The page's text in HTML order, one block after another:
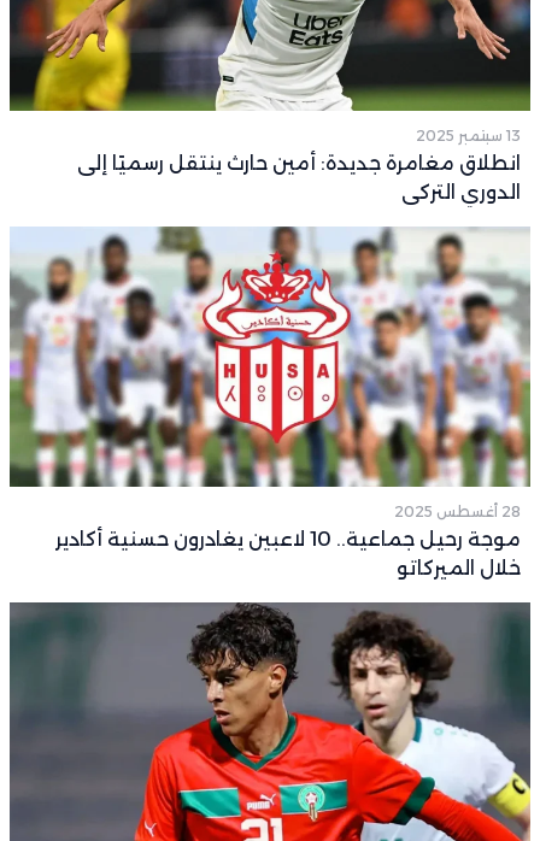
13 سبتمبر 2025
انطلاق مغامرة جديدة: أمين حارث ينتقل رسميًا إلى
الدوري التركي
28 أغسطس 2025
موجة رحيل جماعية.. 10 لاعبين يغادرون حسنية أكادير
خلال الميركاتو